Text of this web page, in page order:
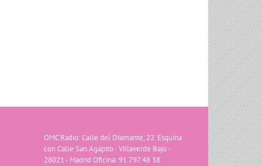
OMC Radio: Calle del Diamante, 22. Esquina
con Calle San Agapito - Villaverde Bajo -
28021 - Madrid Oficina: 91 797 48 38